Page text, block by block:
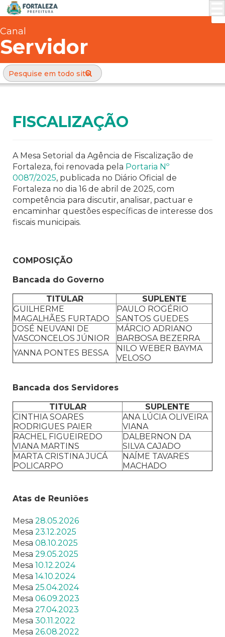
Canal
Servidor
FISCALIZAÇÃO
A Mesa Setorial da Agência de Fiscalização de
Fortaleza, foi renovada pela Portaria Nº
0087/2025, publicada no Diário Oficial de
Fortaleza no dia 16 de abril de 2025, com
competência para discutir, analisar, pactuar e
encaminhar questões específicas de interesse dos
fiscais municipais.
COMPOSIÇÃO
Bancada do Governo
TITULAR
SUPLENTE
GUILHERME
MAGALHÃES FURTADO
PAULO ROGÉRIO
SANTOS GUEDES
JOSÉ NEUVANI DE
VASCONCELOS JÚNIOR
MÁRCIO ADRIANO
BARBOSA BEZERRA
YANNA PONTES BESSA
NILO WEBER BAYMA
VELOSO
Bancada dos Servidores
TITULAR
SUPLENTE
CINTHIA SOARES
RODRIGUES PAIER
ANA LÚCIA OLIVEIRA
VIANA
RACHEL FIGUEIREDO
VIANA MARTINS
DALBERNON DA
SILVA CAJADO
MARTA CRISTINA JUCÁ
POLICARPO
NAÍME TAVARES
MACHADO
Atas de Reuniões
Mesa 28.05.2026
Mesa 23.12.2025
Mesa 08.10.2025
Mesa 29.05.2025
Mesa 10.12.2024
Mesa 14.10.2024
Mesa 25.04.2024
Mesa 06.09.2023
Mesa 27.04.2023
Mesa 30.11.2022
Mesa 26.08.2022